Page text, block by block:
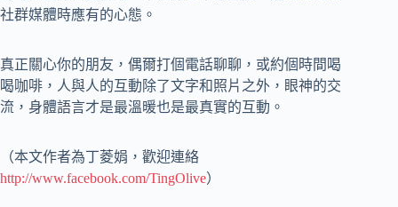
社群媒體時應有的心態。
真正關心你的朋友，偶爾打個電話聊聊，或約個時間喝
喝咖啡，人與人的互動除了文字和照片之外，眼神的交
流，身體語言才是最溫暖也是最真實的互動。
（本文作者為丁菱娟，歡迎連絡
http://www.facebook.com/TingOlive）